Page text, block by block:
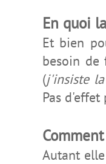
En quoi
Et bien
besoin de
(j'insiste
Pas
Autant